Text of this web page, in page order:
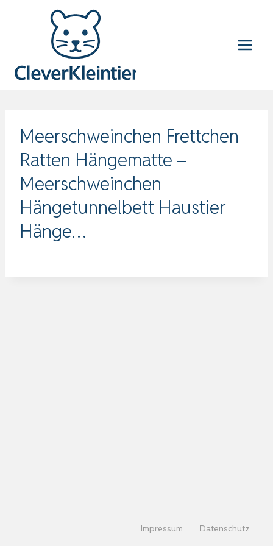
Meerschweinchen Frettchen
Ratten Hängematte –
Meerschweinchen
Hängetunnelbett Haustier
Hänge…
Impressum Datenschutz